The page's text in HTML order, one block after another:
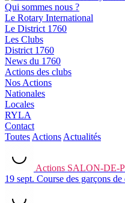
Qui sommes nous ?
Le Rotary International
Le District 1760
Les Clubs
District 1760
News du 1760
Actions des clubs
Nos Actions
Nationales
Locales
RYLA
Contact
Toutes Actions Actualités
Actions SALON-DE-
19 sept. Course des garçons de